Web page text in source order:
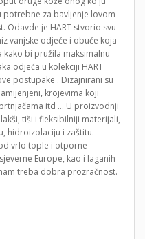
potrebne za bavljenje lovom
Odavde je HART stvorio svu
vanjske odjeće i obuće koja
bi pružila maksimalnu
odjeća u kolekciji HART
postupake . Dizajnirani su
krojevima koji
itd … U proizvodnji
tiši i fleksibilniji materijali,
hidroizolaciju i zaštitu.
vrlo tople i otporne
Europe, kao i laganih
treba dobra prozračnost.